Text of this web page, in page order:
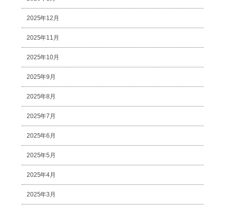
2025年12月
2025年11月
2025年10月
2025年9月
2025年8月
2025年7月
2025年6月
2025年5月
2025年4月
2025年3月